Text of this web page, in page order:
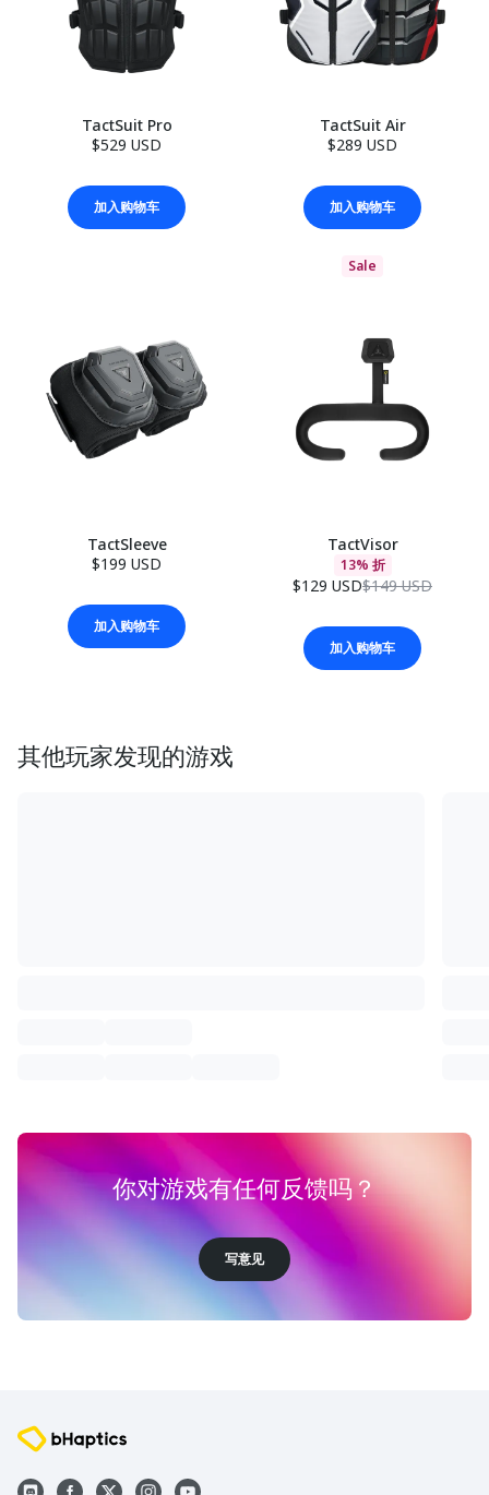
TactSuit Pro
$529 USD
加入购物车
TactSuit Air
$289 USD
加入购物车
TactSleeve
$199 USD
加入购物车
Sale
TactVisor
13% 折
$129 USD$149 USD
加入购物车
其他玩家发现的游戏
你对游戏有任何反馈吗？
写意见